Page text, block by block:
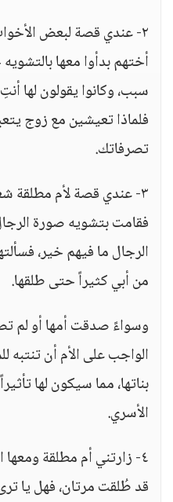
٢- عندي قصة لبعض
أختهم بدأوا معها
سبب، وكانوا يقولون لها
فلماذا تعيشين مع زوج
تصرفاتك.
٣- عندي قصة لأم مطلقة
فقامت بتشويه صورة
الرجال ما فيهم خير،
من أبي كثيراً حتى طلقها.
وسواءً صدقت أمها أو لم
الواجب على الأم أن تنتبه
بناتها، مما سيكون لها
الأسري.
٤- زارتني أم مطلقة
قد طُلقت مرتان، فهل يا